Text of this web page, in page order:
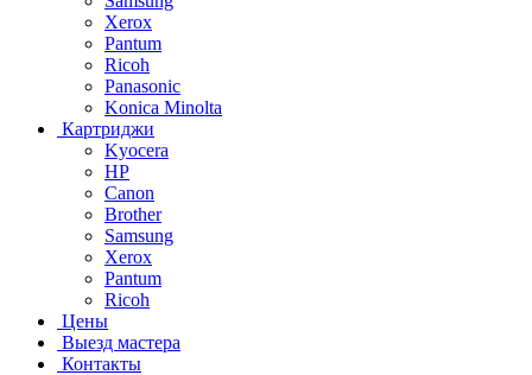
Xerox
Pantum
Ricoh
Panasonic
Konica Minolta
Картриджи
Kyocera
HP
Canon
Brother
Samsung
Xerox
Pantum
Ricoh
Цены
Выезд мастера
Контакты